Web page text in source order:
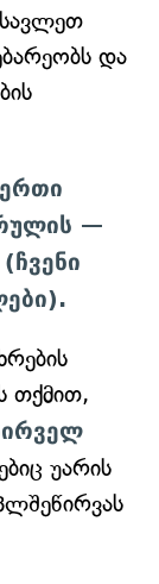
და
—
თქმით,
უარის